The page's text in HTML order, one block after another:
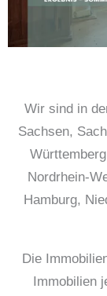
Wir sind in
Sachsen,
Nordrhein-
Hamburg,
Die
Immobilien